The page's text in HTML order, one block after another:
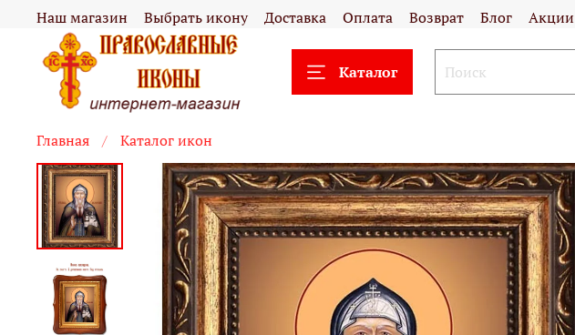
Наш магазин Выбрать икону Доставка Оплата Возврат Блог Акции
Каталог
Главная Каталог икон